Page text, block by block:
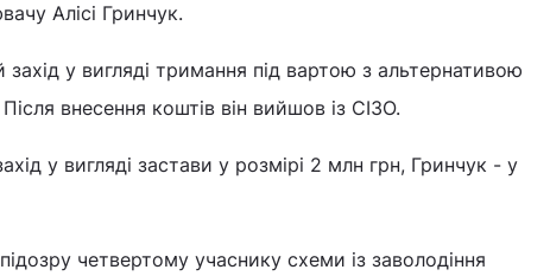
Алісі Гринчук.
у вигляді тримання під вартою з альтернативою
внесення коштів він вийшов із СІЗО.
у вигляді застави у розмірі 2 млн грн, Гринчук - у
четвертому учаснику схеми із заволодіння